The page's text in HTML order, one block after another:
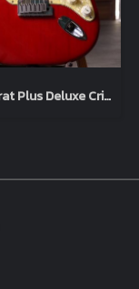
Fender Strat Plus Deluxe Crimson Burst 1993 (3.4kg)